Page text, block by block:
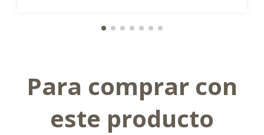
Para comprar con
este producto